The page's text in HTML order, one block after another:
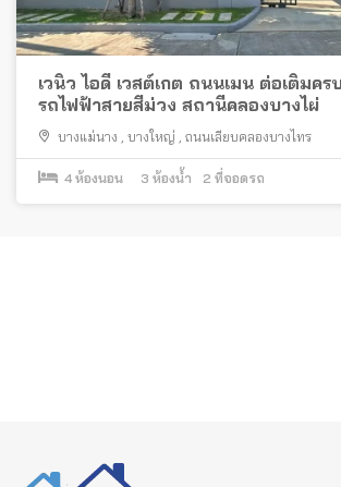
เวนิว ไอดี เวสต์เกต ถนนเมน ต่อเติมค
รถไฟฟ้าสายสีม่วง สถานีคลองบางไผ่
บางแม่นาง บางใหญ่ ถนนเลียบคลองบางไทร
4 ห้องนอน 3 ห้องน้ำ 2 ที่จอดรถ